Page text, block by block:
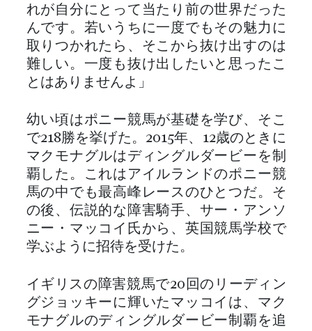
れが自分にとって当たり前の世界だった
んです。若いうちに一度でもその魅力に
取りつかれたら、そこから抜け出すのは
難しい。一度も抜け出したいと思ったこ
とはありませんよ」
幼い頃はポニー競馬が基礎を学び、そこ
で218勝を挙げた。2015年、12歳のときに
マクモナグルはディングルダービーを制
覇した。これはアイルランドのポニー競
馬の中でも最高峰レースのひとつだ。そ
の後、伝説的な障害騎手、サー・アンソ
ニー・マッコイ氏から、英国競馬学校で
学ぶように招待を受けた。
イギリスの障害競馬で20回のリーディン
グジョッキーに輝いたマッコイは、マク
モナグルのディングルダービー制覇を追